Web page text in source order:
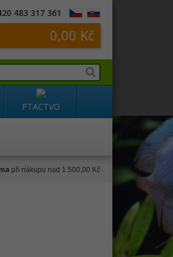
483 317 361
0,00 Kč
PTACTVO
při nákupu nad 1 500,00 Kč